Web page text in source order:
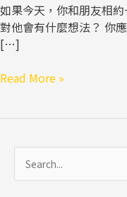
如果今天，你和朋友相
對他會有什麼想法？ 你
[…]
Read More »
尋